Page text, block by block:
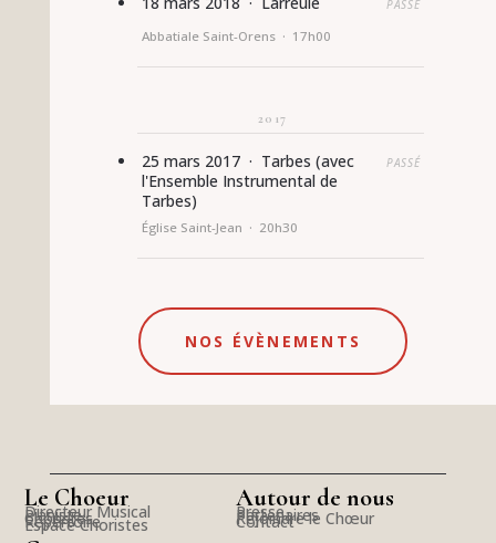
PASSÉ
Abbatiale Saint-Orens · 17h00
2017
25 mars 2017 · Tarbes (avec
l'Ensemble Instrumental de
Tarbes)
PASSÉ
Église Saint-Jean · 20h30
NOS ÉVÈNEMENTS
Le Choeur
Directeur Musical
Pianiste
Choristes
Répertoire
Espace Choristes
Autour de nous
Presse
Partenaires
Rejoindre le Chœur
Contact